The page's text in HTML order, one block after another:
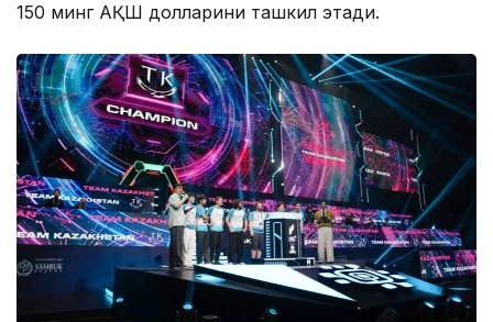
150 минг АҚШ долларини ташкил этади.